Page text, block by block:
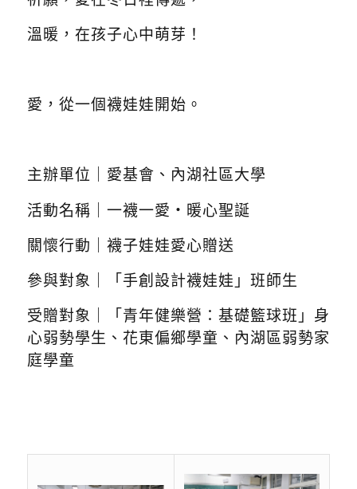
溫暖，在孩子心中萌芽！
愛，從一個襪娃娃開始。
主辦單位｜愛基會、內湖社區大學
活動名稱｜一襪一愛・暖心聖誕
關懷行動｜襪子娃娃愛心贈送
參與對象｜「手創設計襪娃娃」班師生
受贈對象｜「青年健樂營：基礎籃球班」身
心弱勢學生、花東偏鄉學童、內湖區弱勢家
庭學童